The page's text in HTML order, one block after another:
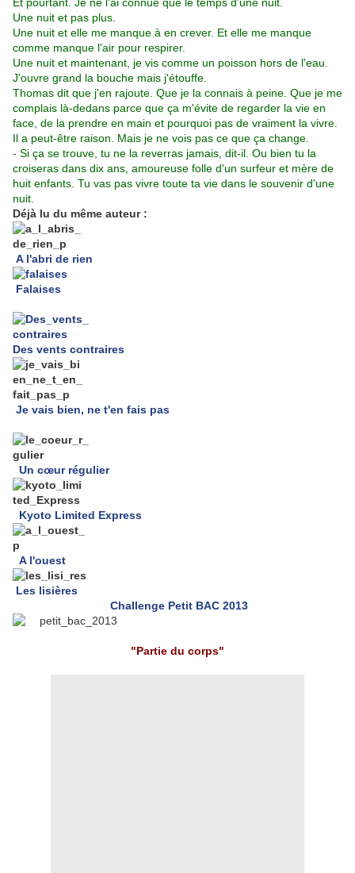
Une nuit et pas plus.
Une nuit et elle me manque à en crever. Et elle me manque
comme manque l'air pour respirer.
Une nuit et maintenant, je vis comme un poisson hors de l'eau.
J'ouvre grand la bouche mais j'étouffe.
Thomas dit que j'en rajoute. Que je la connais à peine. Que je me
complais là-dedans parce que ça m'évite de regarder la vie en
face, de la prendre en main et pourquoi pas de vraiment la vivre.
Il a peut-être raison. Mais je ne vois pas ce que ça change.
- Si ça se trouve, tu ne la reverras jamais, dit-il. Ou bien tu la
croiseras dans dix ans, amoureuse folle d'un surfeur et mère de
huit enfants. Tu vas pas vivre toute ta vie dans le souvenir d'une
nuit.
Déjà lu du même auteur :
A l'abri de rien
Falaises
Des vents contraires
Je vais bien, ne t'en fais pas
Un cœur régulier
Kyoto Limited Express
A l'ouest
Les lisières
Challenge Petit BAC 2013
"Partie du corps"